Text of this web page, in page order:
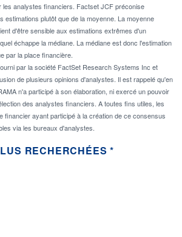
les analystes financiers. Factset JCF préconise
estimations plutôt que de la moyenne. La moyenne
d'être sensible aux estimations extrêmes d'un
échappe la médiane. La médiane est donc l'estimation
par la place financière.
par la société FactSet Research Systems Inc et
de plusieurs opinions d'analystes. Il est rappelé qu'en
n'a participé à son élaboration, ni exercé un pouvoir
des analystes financiers. A toutes fins utiles, les
financier ayant participé à la création de ce consensus
via les bureaux d'analystes.
RECHERCHÉES *